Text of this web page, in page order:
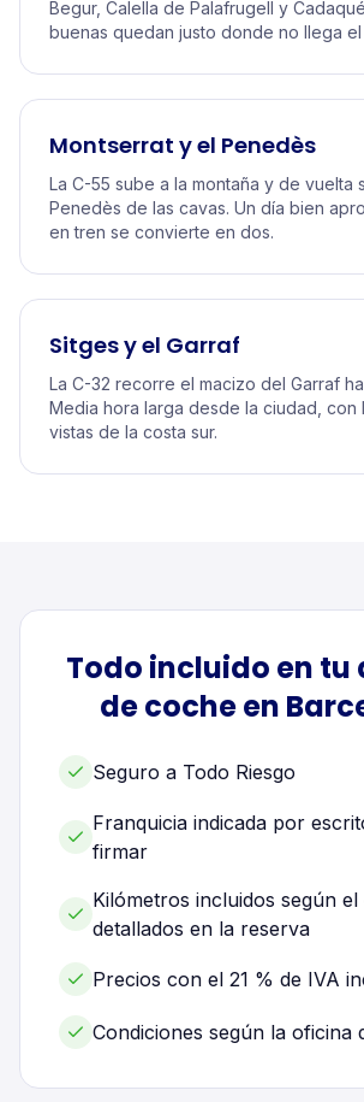
Begur, Calella de Palafrugell y
buenas quedan justo donde no llega el
Montserrat y el Penedès
La C-55 sube a la montaña y de vuelta
Penedès de las cavas. Un día bien
en tren se convierte en dos.
Sitges y el Garraf
La C-32 recorre el macizo del Garraf
Media hora larga desde la ciudad, con
vistas de la costa sur.
Todo incluido en tu
decocheen
Seguro a Todo Riesgo
Franquicia indicada por
firmar
Kilómetros incluidos según
detallados en la reserva
Precios con el 21 % de IVA
Condiciones según la oficina